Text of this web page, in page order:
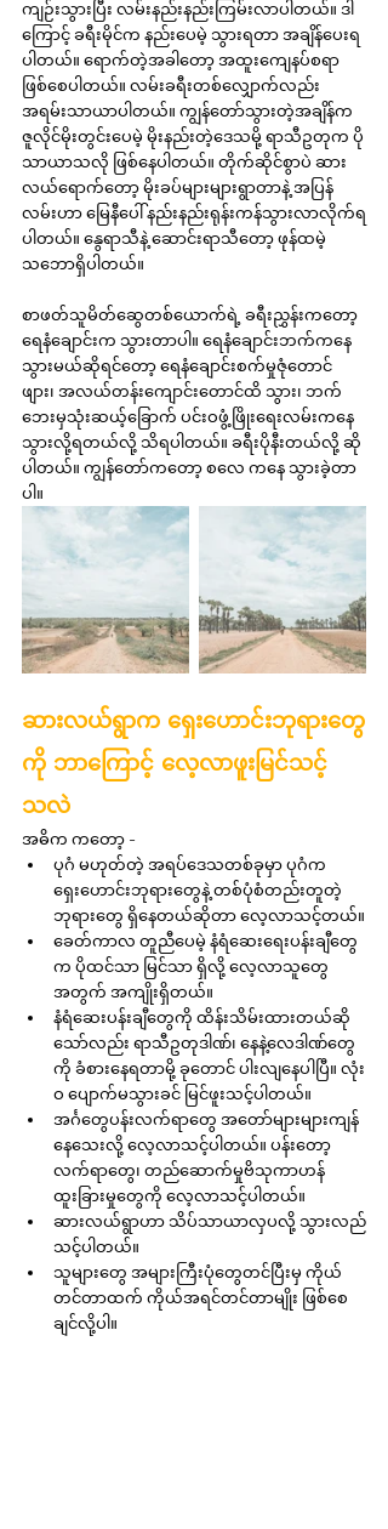
ကျဉ်းသွားပြီး လမ်းနည်းနည်းကြမ်းလာပါတယ်။ ဒါ
ကြောင့် ခရီးမိုင်က နည်းပေမဲ့ သွားရတာ အချိန်ပေးရ
ပါတယ်။ ရောက်တဲ့အခါတော့ အထူးကျေနပ်စရာ
ဖြစ်စေပါတယ်။ လမ်းခရီးတစ်လျှောက်လည်း
အရမ်းသာယာပါတယ်။ ကျွန်တော်သွားတဲ့အချိန်က
ဇူလိုင်မိုးတွင်းပေမဲ့ မိုးနည်းတဲ့ဒေသမို့ ရာသီဥတုက ပို
သာယာသလို ဖြစ်နေပါတယ်။ တိုက်ဆိုင်စွာပဲ ဆား
လယ်ရောက်တော့ မိုးခပ်များများရွာတာနဲ့ အပြန်
လမ်းဟာ မြေနီပေါ် နည်းနည်းရုန်းကန်သွားလာလိုက်ရ
ပါတယ်။ နွေရာသီနဲ့ ဆောင်းရာသီတော့ ဖုန်ထမဲ့
သဘောရှိပါတယ်။
စာဖတ်သူမိတ်ဆွေတစ်ယောက်ရဲ့ ခရီးညွှန်းကတော့
ရေနံချောင်းက သွားတာပါ။ ရေနံချောင်းဘက်ကနေ
သွားမယ်ဆိုရင်တော့ ရေနံချောင်းစက်မှုဇုံတောင်
ဖျား၊ အလယ်တန်းကျောင်းတောင်ထိ သွား၊ ဘက်
ဘေးမှသုံးဆယ့်ခြောက် ပင်းဝဖွံ့ဖြိုးရေးလမ်းကနေ
သွားလို့ရတယ်လို့ သိရပါတယ်။ ခရီးပိုနီးတယ်လို့ ဆို
ပါတယ်။ ကျွန်တော်ကတော့ စလေ ကနေ သွားခဲ့တာ
ပါ။
ဆားလယ်ရွာက ရှေးဟောင်းဘုရားတွေ
ကို ဘာကြောင့် လေ့လာဖူးမြင်သင့်
သလဲ
အဓိက ကတော့ -
ပုဂံ မဟုတ်တဲ့ အရပ်ဒေသတစ်ခုမှာ ပုဂံက
ရှေးဟောင်းဘုရားတွေနဲ့ တစ်ပုံစံတည်းတူတဲ့
ဘုရားတွေ ရှိနေတယ်ဆိုတာ လေ့လာသင့်တယ်။
ခေတ်ကာလ တူညီပေမဲ့ နံရံဆေးရေးပန်းချီတွေ
က ပိုထင်သာ မြင်သာ ရှိလို့ လေ့လာသူတွေ
အတွက် အကျိုးရှိတယ်။
နံရံဆေးပန်းချီတွေကို ထိန်းသိမ်းထားတယ်ဆို
သော်လည်း ရာသီဥတုဒါဏ်၊ နေနဲ့လေဒါဏ်တွေ
ကို ခံစားနေရတာမို့ ခုတောင် ပါးလျနေပါပြီ။ လုံး
ဝ ပျောက်မသွားခင် မြင်ဖူးသင့်ပါတယ်။
အင်္ဂတွေပန်းလက်ရာတွေ အတော်များများကျန်
နေသေးလို့ လေ့လာသင့်ပါတယ်။ ပန်းတော့
လက်ရာတွေ၊ တည်ဆောက်မှုဗိသုကာဟန်
ထူးခြားမှုတွေကို လေ့လာသင့်ပါတယ်။
ဆားလယ်ရွာဟာ သိပ်သာယာလှပလို့ သွားလည်
သင့်ပါတယ်။
သူများတွေ အများကြီးပုံတွေတင်ပြီးမှ ကိုယ်
တင်တာထက် ကိုယ်အရင်တင်တာမျိုး ဖြစ်စေ
ချင်လို့ပါ။